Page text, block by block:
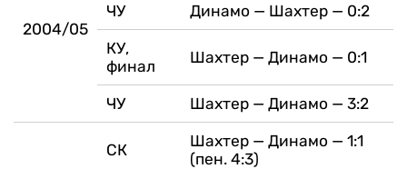
2004/05
ЧУ Динамо — Шахтер — 0:2
КУ,
финал
Шахтер — Динамо — 0:1
ЧУ Шахтер — Динамо — 3:2
СК
Шахтер — Динамо — 1:1
(пен. 4:3)